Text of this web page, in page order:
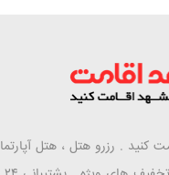
کنید . رزرو هتل ، هتل